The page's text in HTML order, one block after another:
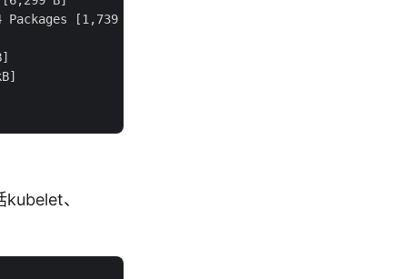
[1,739 B]
、